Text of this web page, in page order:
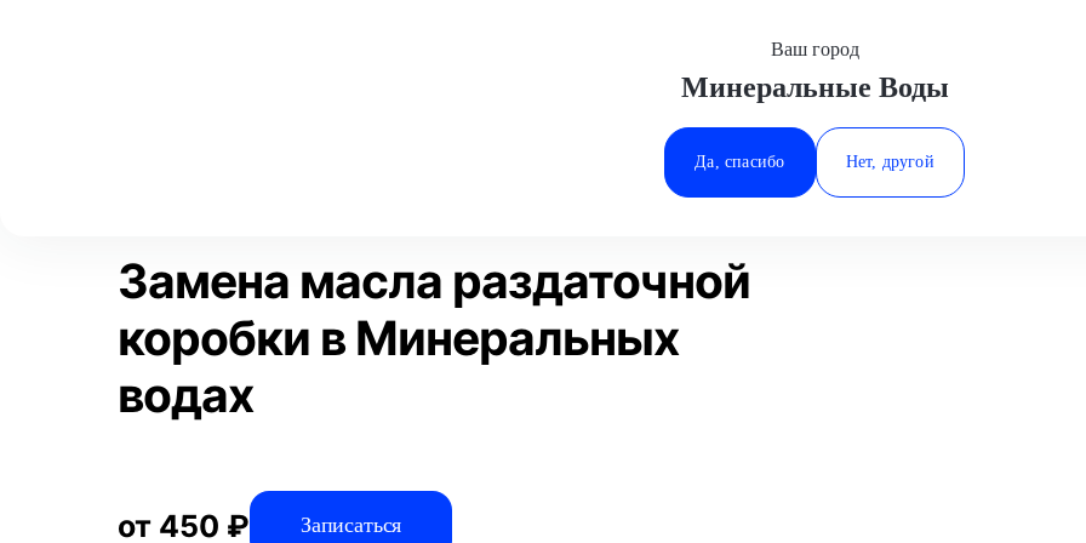
Минеральные Воды
Ростов-на-Дону
Ставрополь
Ваш город
Минеральные Воды
Да, спасибо Нет, другой
Замена масла раздаточной коробки
Статьи
Замена масла раздаточной
коробки в Минеральных
водах
от 450 ₽ Записаться